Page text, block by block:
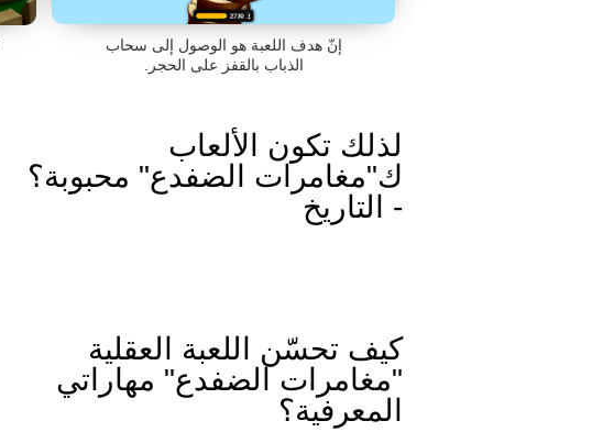
إنّ هدف اللعبة هو الوصول إلى سحاب
الذباب بالقفز على الحجر.
لذلك تكون الألعاب
ك"مغامرات الضفدع" محبوبة؟
- التاريخ
كيف تحسّن اللعبة العقلية
"مغامرات الضفدع" مهاراتي
المعرفية؟